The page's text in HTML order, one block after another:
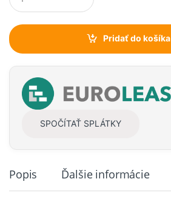
a
t
i
y
Pridať do košíka
SPOČÍTAŤ SPLÁTKY
Popis Ďalšie informácie